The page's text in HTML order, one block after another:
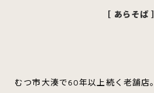
す
［ あらそば
むつ市大湊で60年以上続く老舗店